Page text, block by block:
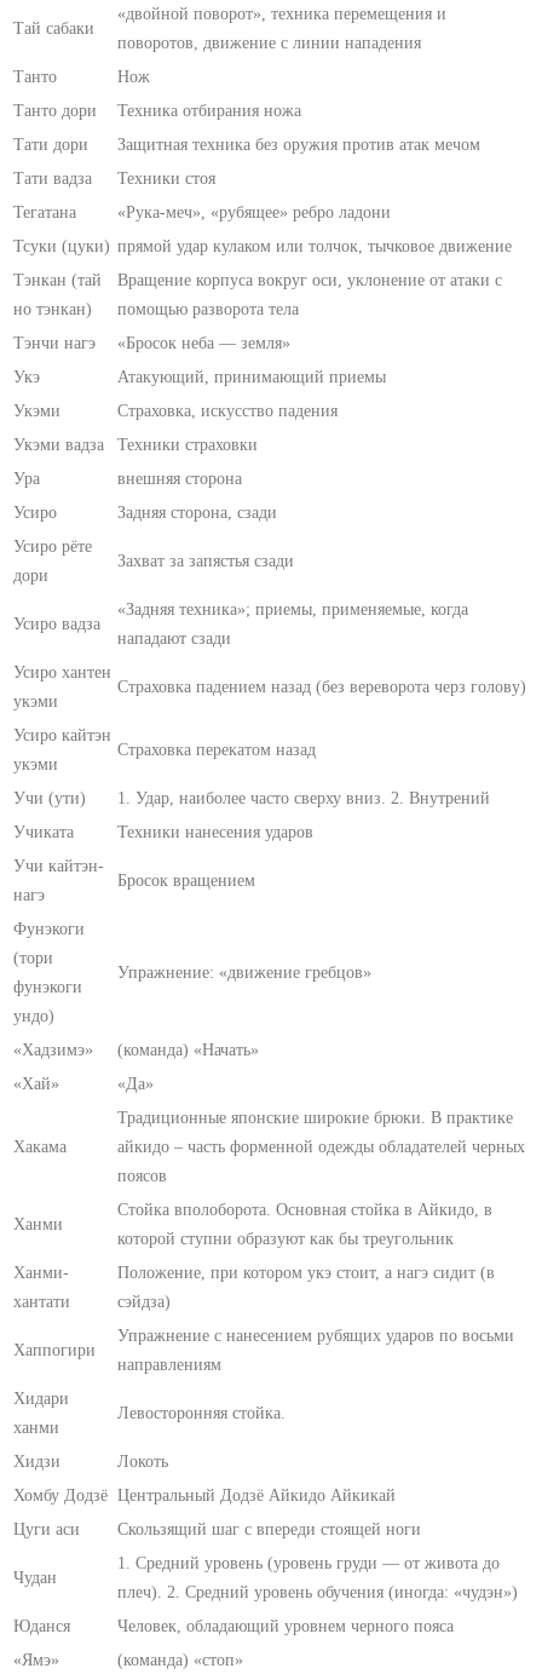
Тай сабаки
«двойной поворот», техника перемещения и
поворотов, движение с линии нападения
Танто
Нож
Танто дори
Техника отбирания ножа
Тати дори
Защитная техника без оружия против атак мечом
Тати вадза
Техники стоя
Тегатана
«Рука-меч», «рубящее» ребро ладони
Тсуки (цуки) прямой удар кулаком или толчок, тычковое движение
Тэнкан (тай
но тэнкан)
Вращение корпуса вокруг оси, уклонение от атаки с
помощью разворота тела
Тэнчи нагэ
«Бросок неба — земля»
Укэ
Атакующий, принимающий приемы
Укэми
Страховка, искусство падения
Укэми вадза
Техники страховки
Ура
внешняя сторона
Усиро
Задняя сторона, сзади
Усиро рёте
дори
Захват за запястья сзади
Усиро вадза
«Задняя техника»; приемы, применяемые, когда
нападают сзади
Усиро хантен
укэми
Страховка падением назад (без вереворота черз голову)
Усиро кайтэн
укэми
Страховка перекатом назад
Учи (ути)
1. Удар, наиболее часто сверху вниз. 2. Внутрений
Учиката
Техники нанесения ударов
Учи кайтэн-
нагэ
Бросок вращением
Фунэкоги
(тори
фунэкоги
ундо)
Упражнение: «движение гребцов»
«Хадзимэ»
(команда) «Начать»
«Хай»
«Да»
Хакама
Традиционные японские широкие брюки. В практике
айкидо – часть форменной одежды обладателей черных
поясов
Ханми
Стойка вполоборота. Основная стойка в Айкидо, в
которой ступни образуют как бы треугольник
Ханми-
хантати
Положение, при котором укэ стоит, а нагэ сидит (в
сэйдза)
Хаппогири
Упражнение с нанесением рубящих ударов по восьми
направлениям
Хидари
ханми
Левосторонняя стойка.
Хидзи
Локоть
Хомбу Додзё Центральный Додзё Айкидо Айкикай
Цуги аси
Скользящий шаг с впереди стоящей ноги
Чудан
1. Cредний уровень (уровень груди — от живота до
плеч). 2. Средний уровень обучения (иногда: «чудэн»)
Юданся
Человек, обладающий уровнем черного пояса
«Ямэ»
(команда) «стоп»